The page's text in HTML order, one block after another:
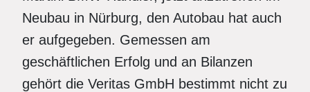
Neubau in Nürburg, den Autobau hat auch
er aufgegeben. Gemessen am
geschäftlichen Erfolg und an Bilanzen
gehört die Veritas GmbH bestimmt nicht zu